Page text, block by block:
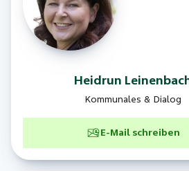
Heidrun
Kommunales & Dialog
E-Mail schreiben